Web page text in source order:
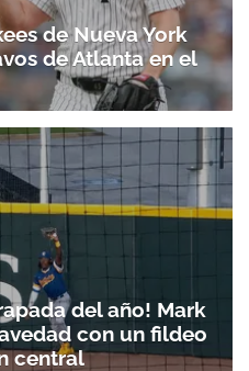
de Nueva York
de Atlanta en el
del año! Mark
con un fildeo
central